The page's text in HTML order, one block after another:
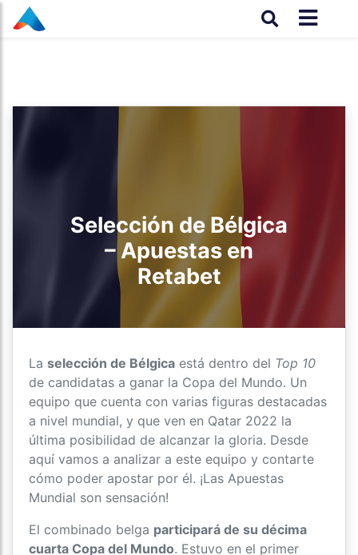
Selección de Bélgica
– Apuestas en
Retabet
La selección de Bélgica está dentro del Top 10
de candidatas a ganar la Copa del Mundo. Un
equipo que cuenta con varias figuras destacadas
a nivel mundial, y que ven en Qatar 2022 la
última posibilidad de alcanzar la gloria. Desde
aquí vamos a analizar a este equipo y contarte
cómo poder apostar por él. ¡Las Apuestas
Mundial son sensación!
El combinado belga participará de su décima
cuarta Copa del Mundo. Estuvo en el primer